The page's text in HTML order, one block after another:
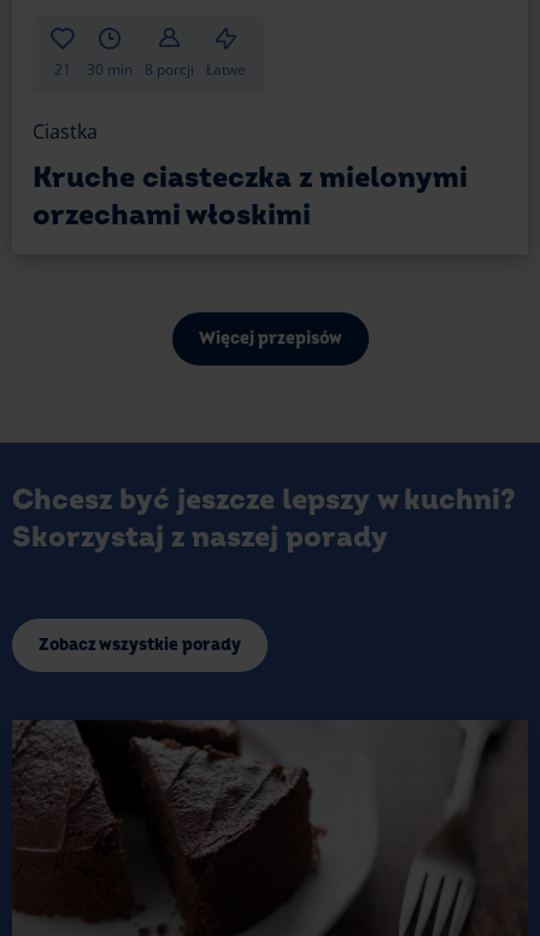
21 30 min 8 porcji Łatwe
Ciastka
Kruche ciasteczka z mielonymi
orzechami włoskimi
Więcej przepisów
Chcesz być jeszcze lepszy w kuchni?
Skorzystaj z naszej porady
Zobacz wszystkie porady